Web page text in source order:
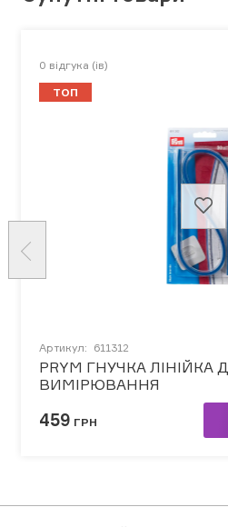
0 відгука (ів)
ТОП
Артикул: 611312
PRYM ГНУЧКА ЛІНІЙКА
ВИМІРЮВАННЯ
459 ГРН